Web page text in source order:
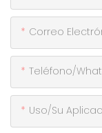
Correo
Teléfono/
Uso/Su